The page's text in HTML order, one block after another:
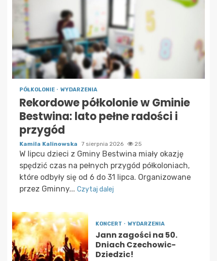
PÓŁKOLONIE WYDARZENIA
Rekordowe półkolonie w Gminie
Bestwina: lato pełne radości i
przygód
Kamila Kalinowska 7 sierpnia 2026 25
W lipcu dzieci z Gminy Bestwina miały okazję
spędzić czas na pełnych przygód półkoloniach,
które odbyły się od 6 do 31 lipca. Organizowane
przez Gminny... Czytaj dalej
KONCERT WYDARZENIA
Jann zagości na 50.
Dniach Czechowic-
Dziedzic!